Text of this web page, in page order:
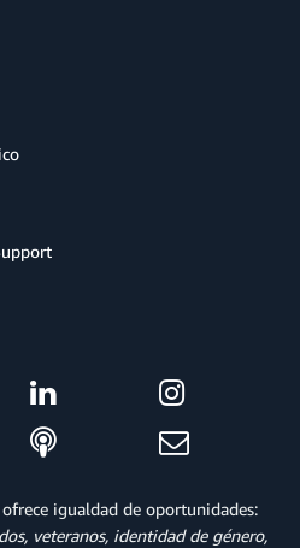
igualdad de oportunidades:
veteranos, identidad de género,